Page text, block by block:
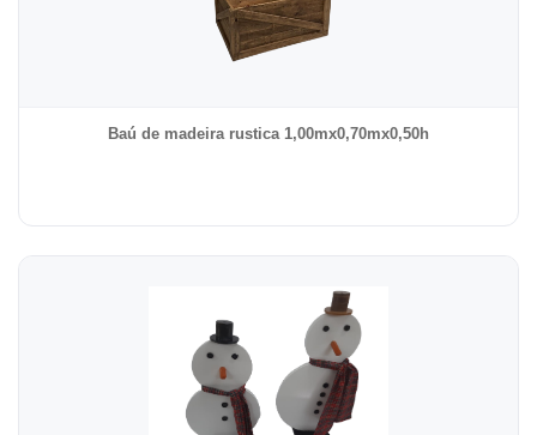
Baú de madeira rustica 1,00mx0,70mx0,50h